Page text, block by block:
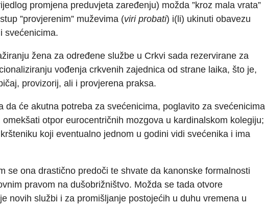
promjena preduvjeta zaređenju) možda ”kroz mala vrata”
”provjerenim” muževima (viri probati) i(li) ukinuti obavezu
svećenicima.
žena za određene službe u Crkvi sada rezervirane za
vođenja crkvenih zajednica od strane laika, što je,
provizorij, ali i provjerena praksa.
da će akutna potreba za svećenicima, poglavito za svećenicima
otpor eurocentričnih mozgova u kardinalskom kolegiju;
koji eventualno jednom u godini vidi svećenika i ima
se ona drastično predoči te shvate da kanonske formalnosti
pravom na dušobrižništvo. Možda se tada otvore
novih službi i za promišljanje postojećih u duhu vremena u